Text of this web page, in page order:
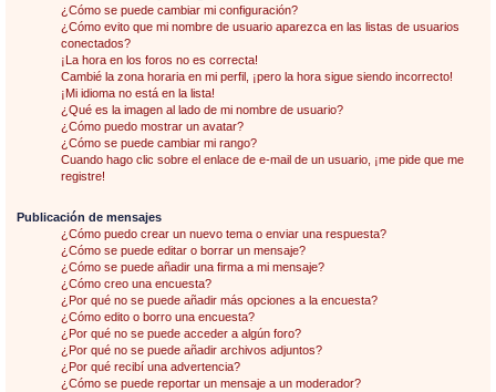
¿Cómo se puede cambiar mi configuración?
¿Cómo evito que mi nombre de usuario aparezca en las listas de usuarios
conectados?
¡La hora en los foros no es correcta!
Cambié la zona horaria en mi perfil, ¡pero la hora sigue siendo incorrecto!
¡Mi idioma no está en la lista!
¿Qué es la imagen al lado de mi nombre de usuario?
¿Cómo puedo mostrar un avatar?
¿Cómo se puede cambiar mi rango?
Cuando hago clic sobre el enlace de e-mail de un usuario, ¡me pide que me
registre!
Publicación de mensajes
¿Cómo puedo crear un nuevo tema o enviar una respuesta?
¿Cómo se puede editar o borrar un mensaje?
¿Cómo se puede añadir una firma a mi mensaje?
¿Cómo creo una encuesta?
¿Por qué no se puede añadir más opciones a la encuesta?
¿Cómo edito o borro una encuesta?
¿Por qué no se puede acceder a algún foro?
¿Por qué no se puede añadir archivos adjuntos?
¿Por qué recibí una advertencia?
¿Cómo se puede reportar un mensaje a un moderador?